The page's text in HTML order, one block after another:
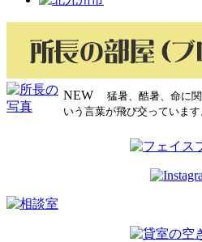
NEW
猛暑、酷暑、命に
いう言葉が飛び交っていま